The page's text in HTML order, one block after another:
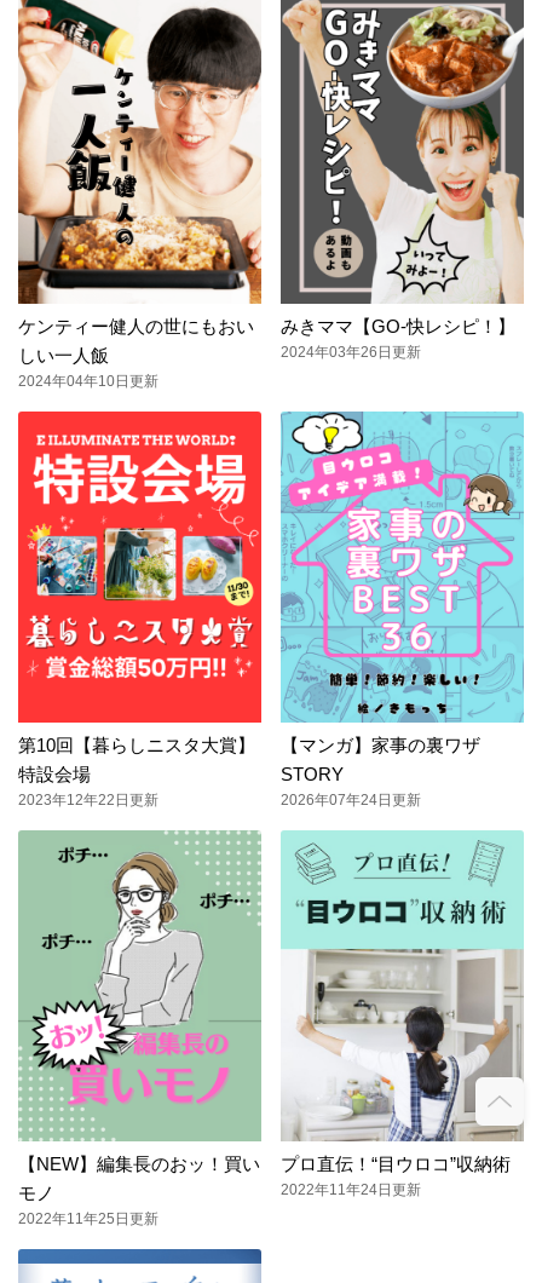
ケンティー健人の世にもおい
しい一人飯
2024年04年10日更新
みきママ【GO-快レシピ！】
2024年03年26日更新
第10回【暮らしニスタ大賞】
特設会場
2023年12年22日更新
【マンガ】家事の裏ワザ
STORY
2026年07年24日更新
【NEW】編集長のおッ！買い
モノ
2022年11年25日更新
プロ直伝！“目ウロコ”収納術
2022年11年24日更新